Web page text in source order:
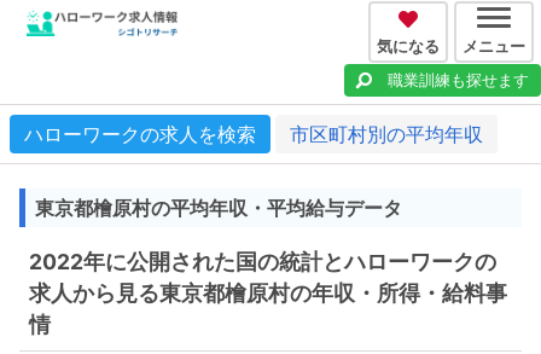
気になる メニュー
職業訓練も探せます
ハローワークの求人を検索 市区町村別の平均年収
東京都檜原村の平均年収・平均給与データ
2022年に公開された国の統計とハローワークの
求人から見る東京都檜原村の年収・所得・給料事
情